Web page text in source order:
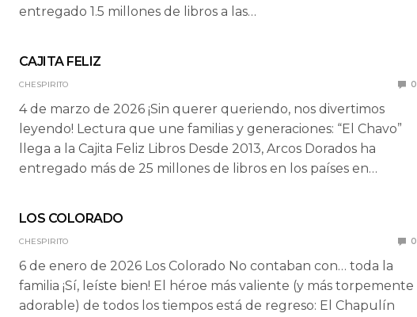
entregado 1.5 millones de libros a las…
CAJITA FELIZ
CHESPIRITO 0
4 de marzo de 2026 ¡Sin querer queriendo, nos divertimos
leyendo! Lectura que une familias y generaciones: “El Chavo”
llega a la Cajita Feliz Libros Desde 2013, Arcos Dorados ha
entregado más de 25 millones de libros en los países en…
LOS COLORADO
CHESPIRITO 0
6 de enero de 2026 Los Colorado No contaban con… toda la
familia ¡Sí, leíste bien! El héroe más valiente (y más torpemente
adorable) de todos los tiempos está de regreso: El Chapulín